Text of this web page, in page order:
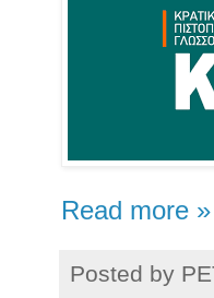
Read more »
Posted by